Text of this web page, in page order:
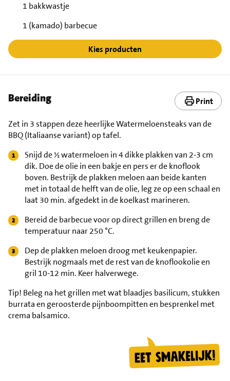
1 bakkwastje
1 (kamado) barbecue
Kies producten
Bereiding Print
Zet in 3 stappen deze heerlijke Watermeloensteaks van de
BBQ (Italiaanse variant) op tafel.
Snijd de ½ watermeloen in 4 dikke plakken van 2-3 cm
dik. Doe de olie in een bakje en pers er de knoflook
boven. Bestrijk de plakken meloen aan beide kanten
met in totaal de helft van de olie, leg ze op een schaal en
laat 30 min. afgedekt in de koelkast marineren.
Bereid de barbecue voor op direct grillen en breng de
temperatuur naar 250 °C.
Dep de plakken meloen droog met keukenpapier.
Bestrijk nogmaals met de rest van de knoflookolie en
gril 10-12 min. Keer halverwege.
Tip! Beleg na het grillen met wat blaadjes basilicum, stukken
burrata en geroosterde pijnboompitten en besprenkel met
crema balsamico.